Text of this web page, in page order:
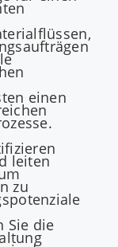
einen
leiten
zu
Sie die